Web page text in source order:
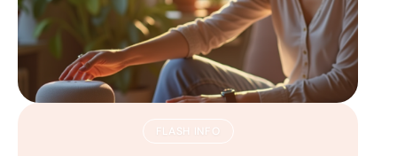
FLASH INFO